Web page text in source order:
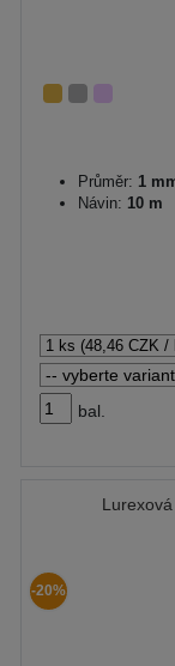
Průměr: 1
Návin: 10 m
bal.
-20%